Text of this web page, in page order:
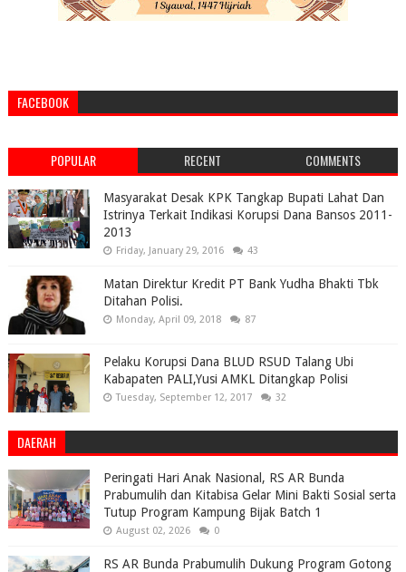
FACEBOOK
POPULAR RECENT COMMENTS
Masyarakat Desak KPK Tangkap Bupati Lahat Dan
Istrinya Terkait Indikasi Korupsi Dana Bansos 2011-
2013
Friday, January 29, 2016 43
Matan Direktur Kredit PT Bank Yudha Bhakti Tbk
Ditahan Polisi.
Monday, April 09, 2018 87
Pelaku Korupsi Dana BLUD RSUD Talang Ubi
Kabapaten PALI,Yusi AMKL Ditangkap Polisi
Tuesday, September 12, 2017 32
DAERAH
Peringati Hari Anak Nasional, RS AR Bunda
Prabumulih dan Kitabisa Gelar Mini Bakti Sosial serta
Tutup Program Kampung Bijak Batch 1
August 02, 2026 0
RS AR Bunda Prabumulih Dukung Program Gotong